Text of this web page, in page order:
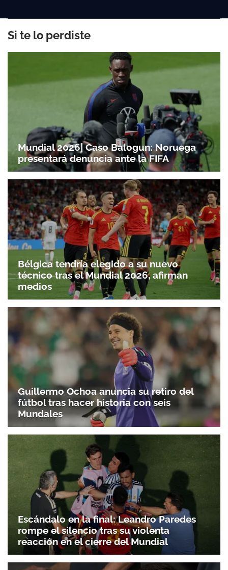
Si te lo perdiste
Mundial 2026| Caso Balogun: Noruega
presentará denuncia ante la FIFA
Bélgica tendría elegido a su nuevo
técnico tras el Mundial 2026, afirman
medios
Guillermo Ochoa anuncia su retiro del
fútbol tras hacer historia con seis
Mundales
Escándalo en la final: Leandro Paredes
rompe el silencio tras su violenta
reacción en el cierre del Mundial